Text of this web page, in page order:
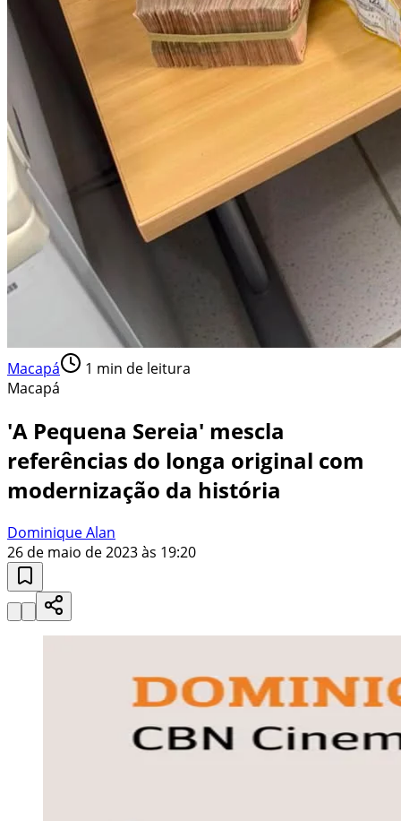
Macapá 1 min de leitura
Macapá
'A Pequena Sereia' mescla
referências do longa original com
modernização da história
Dominique Alan
26 de maio de 2023 às 19:20